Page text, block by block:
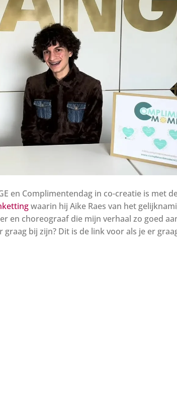
en Complimentendag in co-creatie is met
waarin hij Aike Raes van het
en choreograaf die mijn verhaal zo goed
bij zijn? Dit is de link voor als je er